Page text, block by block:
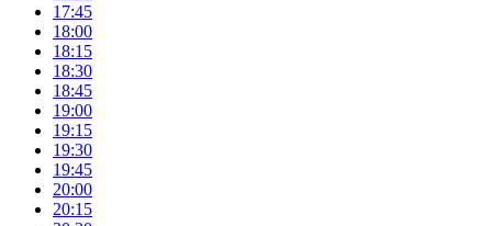
17:45
18:00
18:15
18:30
18:45
19:00
19:15
19:30
19:45
20:00
20:15